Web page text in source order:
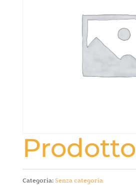
Prodotto
Categoria:Senza categoria